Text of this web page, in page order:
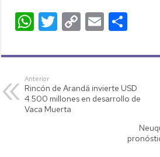
W
at
s
A
p
T
tt
C
p
Li
E
ail m
ar
Anterior
Rincón de Arandá invierte USD
4.500 millones en desarrollo de
Vaca Muerta